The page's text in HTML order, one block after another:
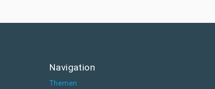
Navigation
Themen